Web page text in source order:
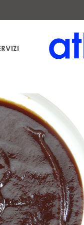
Temática S.L. al fine
. Può consultare informazioni